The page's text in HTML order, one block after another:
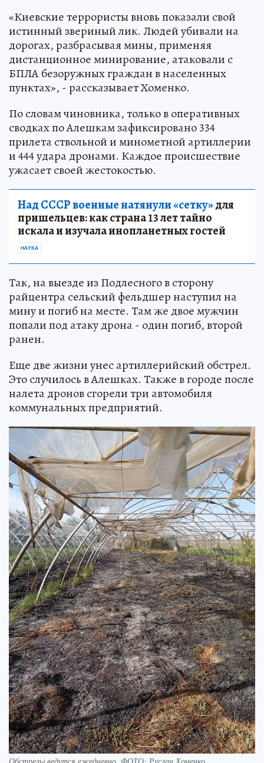
«Киевские террористы вновь показали свой
истинный звериный лик. Людей убивали на
дорогах, разбрасывая мины, применяя
дистанционное минирование, атаковали с
БПЛА безоружных граждан в населенных
пунктах», - рассказывает Хоменко.
По словам чиновника, только в оперативных
сводках по Алешкам зафиксировано 334
прилета ствольной и минометной артиллерии
и 444 удара дронами. Каждое происшествие
ужасает своей жестокостью.
Над СССР военные натянули «сетку»для
пришельцев: как страна 13 лет тайно
искала и изучала инопланетных гостей
НАУКА
Так, на выезде из Подлесного в сторону
райцентра сельский фельдшер наступил на
мину и погиб на месте. Там же двое мужчин
попали под атаку дрона - один погиб, второй
ранен.
Еще две жизни унес артиллерийский обстрел.
Это случилось в Алешках. Также в городе после
налета дронов сгорели три автомобиля
коммунальных предприятий.